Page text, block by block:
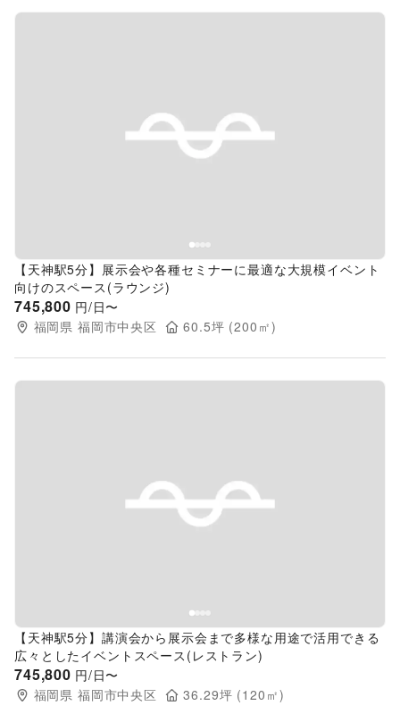
Previous slide
【天神駅5分】展示会や各種セミナーに最適な大規模イベント
向けのスペース(ラウンジ)
745,800 円/日〜
福岡県 福岡市中央区 60.5坪 (200 ㎡)
Previous slide
【天神駅5分】講演会から展示会まで多様な用途で活用できる
広々としたイベントスペース(レストラン)
745,800 円/日〜
福岡県 福岡市中央区 36.29坪 (120 ㎡)